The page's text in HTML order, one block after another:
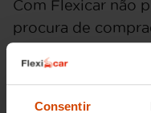
Consentir
Com Flexicar não
procura de
tratamos de toda a